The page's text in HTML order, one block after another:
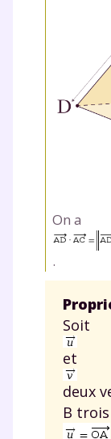
On a
.
Soit
et
deux
B trois